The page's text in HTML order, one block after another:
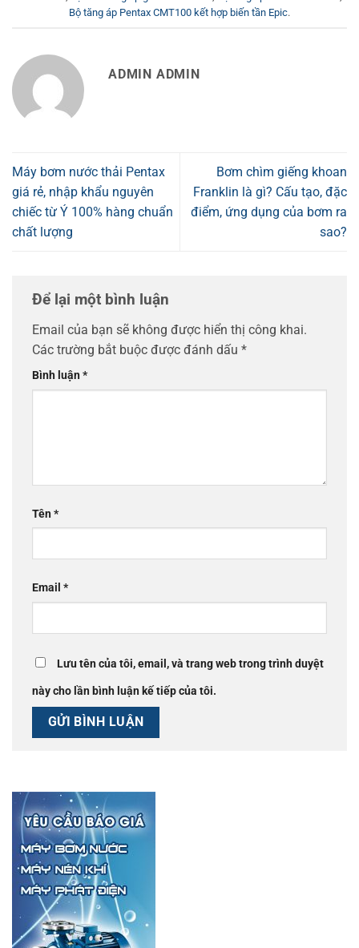
Bộ tăng áp Pentax CMT100 kết hợp biến tần Epic.
ADMIN ADMIN
Máy bơm nước thải Pentax
giá rẻ, nhập khẩu nguyên
chiếc từ Ý 100% hàng chuẩn
chất lượng
Bơm chìm giếng khoan
Franklin là gì? Cấu tạo, đặc
điểm, ứng dụng của bơm ra
sao?
Để lại một bình luận
Email của bạn sẽ không được hiển thị công khai.
Các trường bắt buộc được đánh dấu *
Bình luận*
Tên*
Email *
Lưu tên của tôi, email, và trang web trong trình duyệt
này cho lần bình luận kế tiếp của tôi.